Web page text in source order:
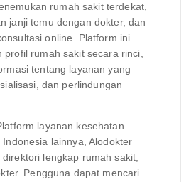
rumah sakit terdekat,
janji temu dengan dokter, dan
online. Platform ini
profil rumah sakit secara rinci,
tentang layanan yang
dan perlindungan
layanan kesehatan
lainnya, Alodokter
direktori lengkap rumah sakit,
Pengguna dapat mencari